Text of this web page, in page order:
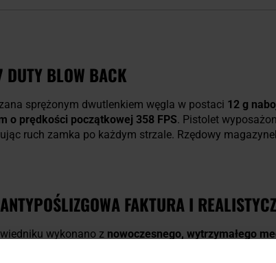
BLOW BACK
sprężonym dwutlenkiem węgla w postaci 12 g
o prędkości początkowej 358 FPS. Pistolet
ruch zamka po każdym strzale. Rzędowy
FAKTURA I
wykonano z nowoczesnego, wytrzymałego